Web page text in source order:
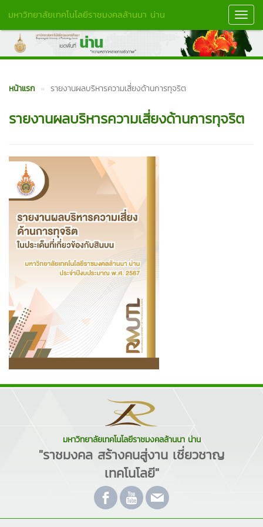
มหาวิทยาลัยเทคโนโลยีราชมงคลล้านนา น่าน
หน้าแรก รายงานผลบริหารความเสี่ยงด้านการทุจริต
รายงานผลบริหารความเสี่ยงด้านการทุจริต
มหาวิทยาลัยเทคโนโลยีราชมงคลล้านนา น่าน
"ราชมงคล สร้างคนสู่งาน เชี่ยวชาญ
เทคโนโลยี"